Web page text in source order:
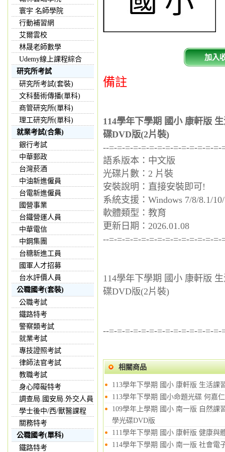
寰宇 名師學院
行動補習網
艾爾雲校
林晟老師數學
Udemy線上課程綜合
研究所考試
研究所考試(套裝)
文科藝術傳播(單科)
商管研究所(單科)
理工研究所(單科)
就業考試(合集)
銀行考試
中華郵政
台灣菸酒
中油新進僱員
台電新進僱員
國營事業
台鐵營運人員
中華電信
中鋼集團
台糖新進工員
國軍人才招募
台水評價人員
公職國考(套裝)
公職考試
鐵路特考
警察類考試
就業考試
專技證照考試
律師法官考試
教職考試
身心障礙特考
調查局.國安局.外交人員
學士後中/西/獸醫課程
關務特考
公職國考(單科)
鐵路特考
加入
備註
114學年下學期 國小 康軒版
碟DVD版(2片裝)
--=-=-=-=-=-=-=-=-=-=-=-=-=-
語系版本：中文版
光碟片數：2 片裝
安裝說明：直接安裝即可!
系統支援：Windows 7/8/8.1/
軟體類型：教育
更新日期：2026.01.08
--=-=-=-=-=-=-=-=-=-=-=-=-=-
114學年下學期 國小 康軒版
碟DVD版(2片裝)
--=-=-=-=-=-=-=-=-=-=-=-=-=-
相關商品
113學年下學期 國小 康軒版 生活課
113學年下學期 國小命題光碟 何嘉
109學年上學期 國小 南一版 自然課
學光碟DVD版
111學年下學期 國小 康軒版 健康與
114學年下學期 國小 南一版 社會電